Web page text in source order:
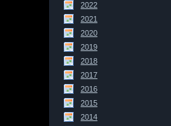
2022
2021
2020
2019
2018
2017
2016
2015
2014